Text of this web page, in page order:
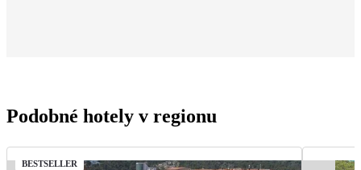
Podobné hotely v regionu
BESTSELLER